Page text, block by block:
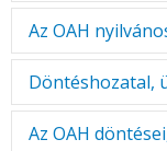
Az OAH
Az OAH nyilvános
Döntéshozatal,
Az Országos
Az OAH